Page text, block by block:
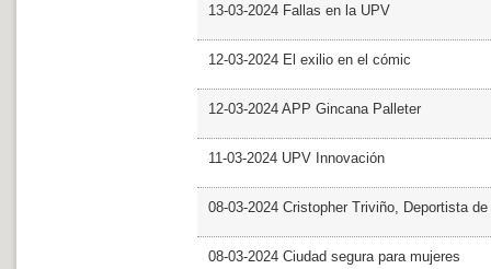
13-03-2024 Fallas en la UPV
12-03-2024 El exilio en el cómic
12-03-2024 APP Gincana Palleter
11-03-2024 UPV Innovación
08-03-2024 Cristopher Triviño, Deportista
08-03-2024 Ciudad segura para mujeres